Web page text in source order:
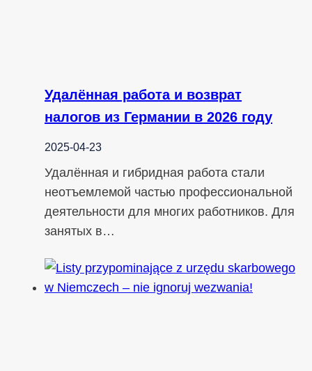
Удалённая работа и возврат
налогов из Германии в 2026 году
2025-04-23
Удалённая и гибридная работа стали
неотъемлемой частью профессиональной
деятельности для многих работников. Для
занятых в…